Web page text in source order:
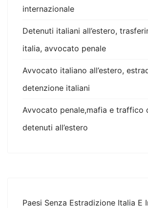
internazionale
Detenuti italiani all’estero,
italia, avvocato penale
Avvocato italiano all’estero,
detenzione italiani
Avvocato penale,mafia e traffico
detenuti all’estero
Paesi Senza Estradizione Italia E